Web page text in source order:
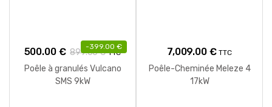
-399.00 €
500.00 € 899.00€ TTC
Poêle à granulés Vulcano
SMS 9kW
7,009.00 € TTC
Poêle-Cheminée Meleze 4
17kW